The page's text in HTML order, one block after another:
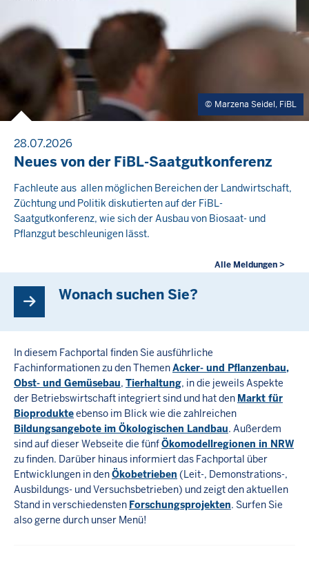
Marzena Seidel, FiBL
28.07.2026
Neues von der FiBL-Saatgutkonferenz
Fachleute aus allen möglichen Bereichen der Landwirtschaft,
Züchtung und Politik diskutierten auf der FiBL-
Saatgutkonferenz, wie sich der Ausbau von Biosaat- und
Pflanzgut beschleunigen lässt.
Alle Meldungen >
Wonach suchen Sie?
In diesem Fachportal finden Sie ausführliche
Fachinformationen zu den ThemenAcker- und Pflanzenbau,
Obst- und Gemüsebau, Tierhaltung, in die jeweils Aspekte
der Betriebswirtschaft integriert sind und hat den Markt für
Bioprodukteebenso im Blick wie die zahlreichen
Bildungsangebote im Ökologischen Landbau. Außerdem
sind auf dieser Webseite die fünfÖkomodellregionen in NRW
zu finden. Darüber hinaus informiert das Fachportal über
Entwicklungen in denÖkobetrieben (Leit-, Demonstrations-,
Ausbildungs- und Versuchsbetrieben) und zeigt den aktuellen
Stand in verschiedensten Forschungsprojekten. Surfen Sie
also gerne durch unser Menü!